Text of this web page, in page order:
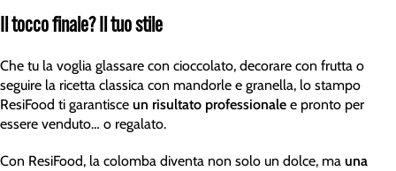
Il tocco finale? Il tuo stile
Che tu la voglia glassare con cioccolato, decorare con frutta o
seguire la ricetta classica con mandorle e granella, lo stampo
ResiFood ti garantisce un risultato professionale e pronto per
essere venduto… o regalato.
Con ResiFood, la colomba diventa non solo un dolce, ma una